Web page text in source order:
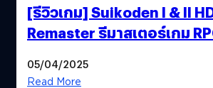
[รีวิวเกม] Suikoden I & II
Remaster รีมาสเตอร์เกม
05/04/2025
Read More